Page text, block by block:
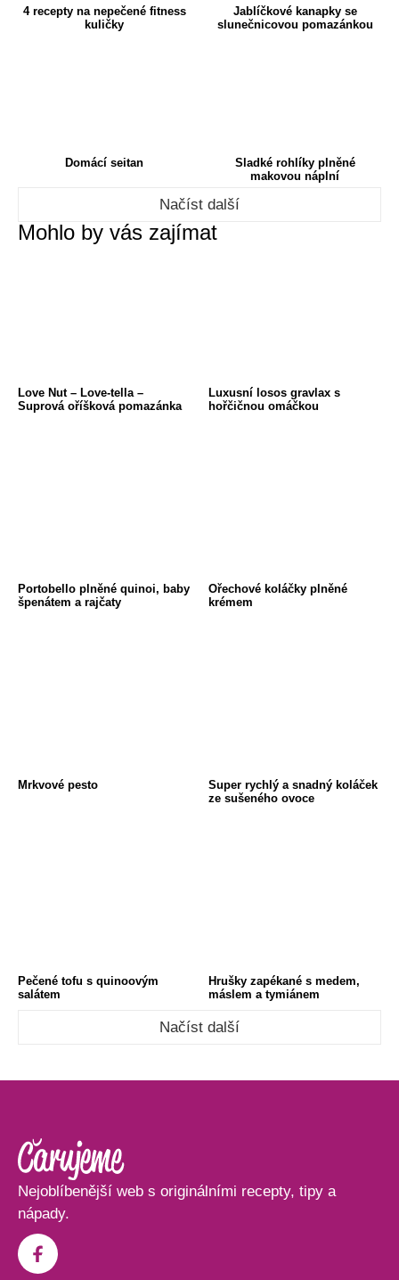
4 recepty na nepečené fitness
kuličky
Jablíčkové kanapky se
slunečnicovou pomazánkou
Domácí seitan
Sladké rohlíky plněné
makovou náplní
Načíst další
Mohlo by vás zajímat
Love Nut – Love-tella –
Suprová oříšková pomazánka
Luxusní losos gravlax s
hořčičnou omáčkou
Portobello plněné quinoi, baby
špenátem a rajčaty
Ořechové koláčky plněné
krémem
Mrkvové pesto
Super rychlý a snadný koláček
ze sušeného ovoce
Pečené tofu s quinoovým
salátem
Hrušky zapékané s medem,
máslem a tymiánem
Načíst další
Nejoblíbenější web s originálními recepty, tipy a
nápady.